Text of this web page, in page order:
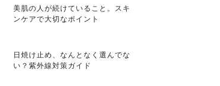
美肌の人が続けていること。スキ
ンケアで大切なポイント
日焼け止め、なんとなく選んでな
い？紫外線対策ガイド